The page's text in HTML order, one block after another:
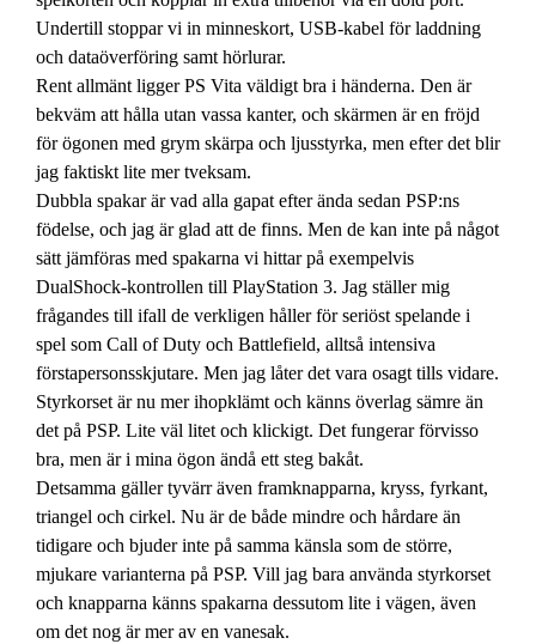
Undertill stoppar vi in minneskort, USB-kabel för laddning
och dataöverföring samt hörlurar.
Rent allmänt ligger PS Vita väldigt bra i händerna. Den är
bekväm att hålla utan vassa kanter, och skärmen är en fröjd
för ögonen med grym skärpa och ljusstyrka, men efter det blir
jag faktiskt lite mer tveksam.
Dubbla spakar är vad alla gapat efter ända sedan PSP:ns
födelse, och jag är glad att de finns. Men de kan inte på något
sätt jämföras med spakarna vi hittar på exempelvis
DualShock-kontrollen till PlayStation 3. Jag ställer mig
frågandes till ifall de verkligen håller för seriöst spelande i
spel som Call of Duty och Battlefield, alltså intensiva
förstapersonsskjutare. Men jag låter det vara osagt tills vidare.
Styrkorset är nu mer ihopklämt och känns överlag sämre än
det på PSP. Lite väl litet och klickigt. Det fungerar förvisso
bra, men är i mina ögon ändå ett steg bakåt.
Detsamma gäller tyvärr även framknapparna, kryss, fyrkant,
triangel och cirkel. Nu är de både mindre och hårdare än
tidigare och bjuder inte på samma känsla som de större,
mjukare varianterna på PSP. Vill jag bara använda styrkorset
och knapparna känns spakarna dessutom lite i vägen, även
om det nog är mer av en vanesak.